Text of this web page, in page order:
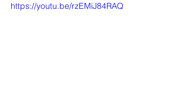
https://youtu.be/rzEMiJ84RAQ